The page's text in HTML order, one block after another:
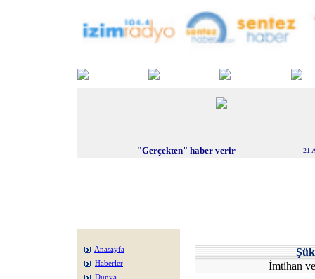
"Gerçekten" haber verir 21
Anasayfa
Haberler
Dünya
İmtihan